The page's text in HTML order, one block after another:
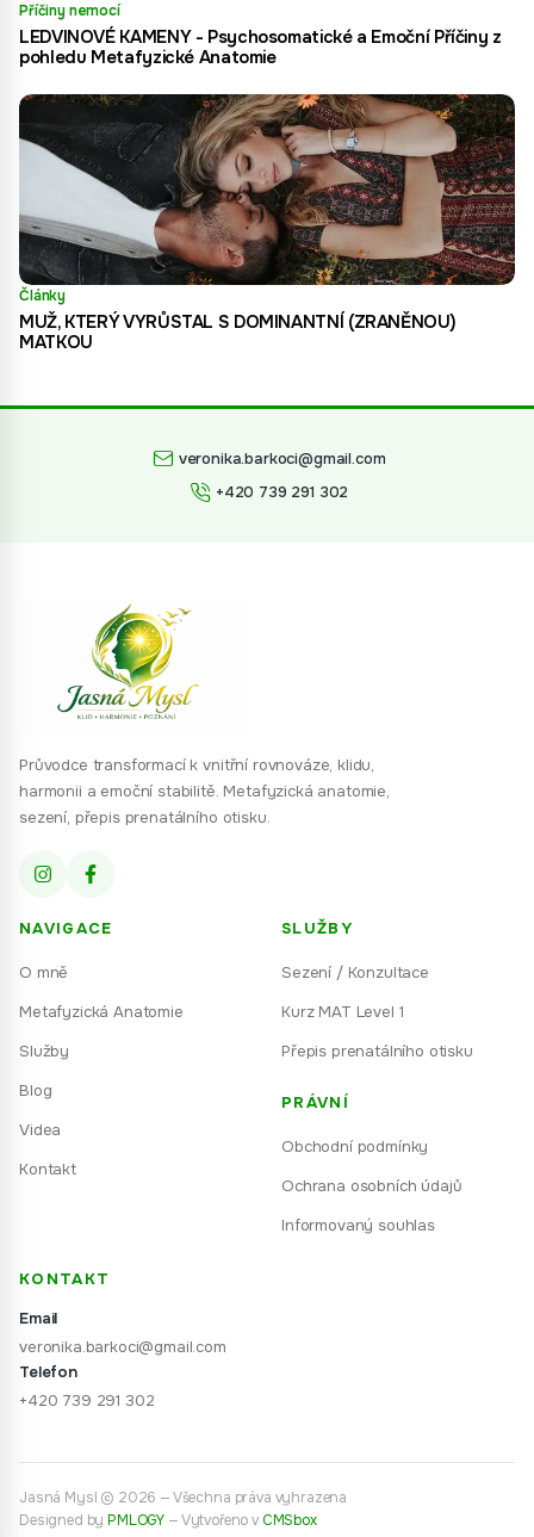
Příčiny nemocí
LEDVINOVÉ KAMENY - Psychosomatické a Emoční Příčiny z
pohledu Metafyzické Anatomie
Články
MUŽ, KTERÝ VYRŮSTAL S DOMINANTNÍ (ZRANĚNOU)
MATKOU
veronika.barkoci@gmail.com
+420 739 291 302
Průvodce transformací k vnitřní rovnováze, klidu,
harmonii a emoční stabilitě. Metafyzická anatomie,
sezení, přepis prenatálního otisku.
NAVIGACE
O mně
Metafyzická Anatomie
Služby
Blog
Videa
Kontakt
SLUŽBY
Sezení / Konzultace
Kurz MAT Level 1
Přepis prenatálního otisku
PRÁVNÍ
Obchodní podmínky
Ochrana osobních údajů
Informovaný souhlas
KONTAKT
Email
veronika.barkoci@gmail.com
Telefon
+420 739 291 302
Jasná Mysl © 2026 — Všechna práva vyhrazena
Designed by PMLOGY —Vytvořeno v CMSbox